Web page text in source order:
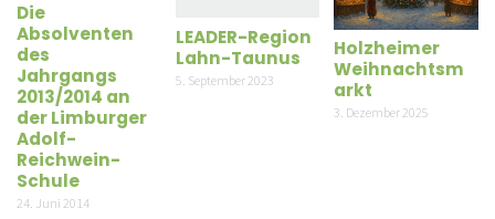
Die
Absolventen
des
Jahrgangs
2013/2014 an
der Limburger
Adolf-
Reichwein-
Schule
24. Juni 2014
LEADER-Region
Lahn-Taunus
5. September 2023
Holzheimer
Weihnachtsm
arkt
3. Dezember 2025